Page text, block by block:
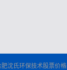
沈氏环保技术股票价